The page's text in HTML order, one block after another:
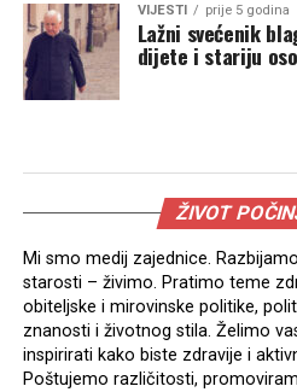
VIJESTI prije 5 godina
Lažni svećenik
dijete i stariju
ŽIVOT
Mi smo medij zajednice.
starosti – živimo. Pratimo teme
obiteljske i mirovinske politike,
znanosti i životnog stila. Želimo
inspirirati kako biste zdravije i
Poštujemo različitosti,